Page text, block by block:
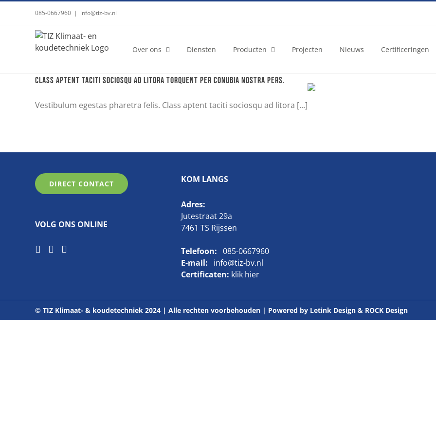
085-0667960 | info@tiz-bv.nl
Over ons Diensten Producten Projecten Nieuws Certificeringen
Class aptent taciti sociosqu ad litora torquent per conubia nostra pers.
Vestibulum egestas pharetra felis. Class aptent taciti sociosqu ad litora [...]
DIRECT CONTACT
VOLG ONS ONLINE
KOM LANGS
Adres:
Jutestraat 29a
7461 TS Rijssen
Telefoon: 085-0667960
E-mail:
info@tiz-bv.nl
Certificaten: klik hier
© TIZ Klimaat- & koudetechniek 2024 | Alle rechten voorbehouden | Powered by Letink Design & ROCK Design